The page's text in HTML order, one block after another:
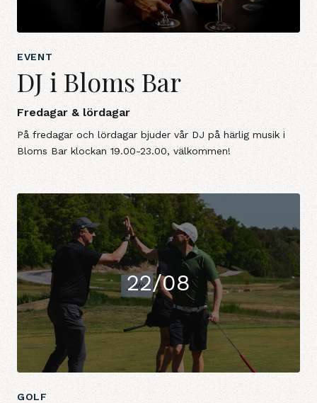
EVENT
DJ i Bloms Bar
Fredagar & lördagar
På fredagar och lördagar bjuder vår DJ på härlig musik i
Bloms Bar klockan 19.00-23.00, välkommen!
22/08
GOLF